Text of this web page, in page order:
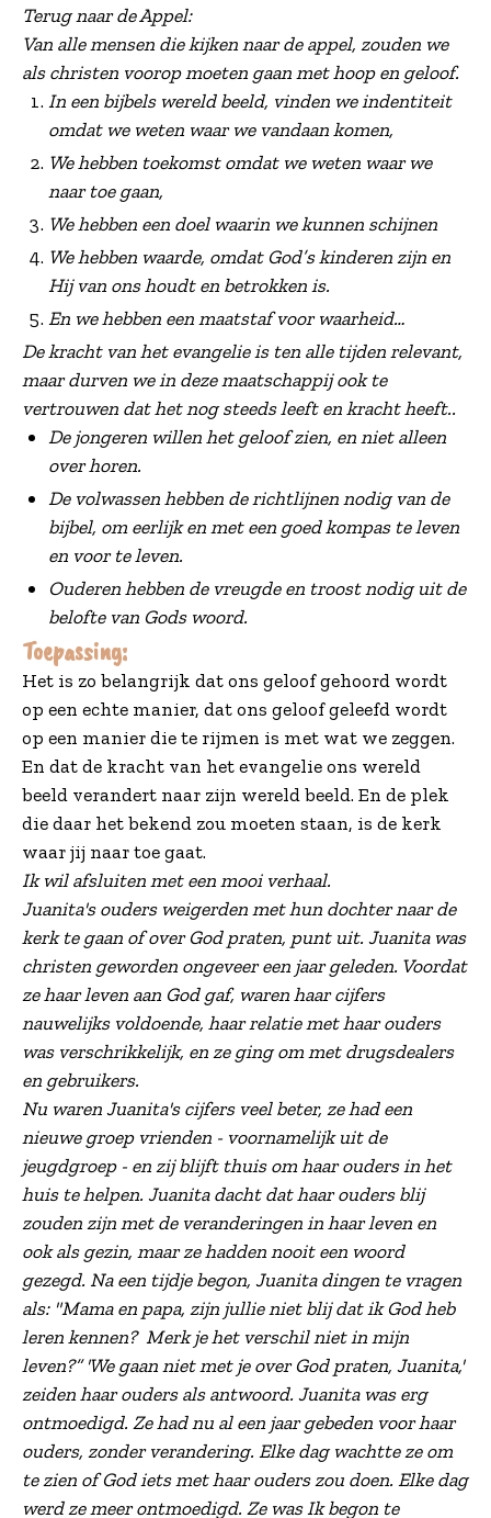
Terug naar de Appel:
Van alle mensen die kijken naar de appel, zouden we
als christen voorop moeten gaan met hoop en geloof.
In een bijbels wereld beeld, vinden we indentiteit
omdat we weten waar we vandaan komen,
We hebben toekomst omdat we weten waar we
naar toe gaan,
We hebben een doel waarin we kunnen schijnen
We hebben waarde, omdat God’s kinderen zijn en
Hij van ons houdt en betrokken is.
En we hebben een maatstaf voor waarheid…
De kracht van het evangelie is ten alle tijden relevant,
maar durven we in deze maatschappij ook te
vertrouwen dat het nog steeds leeft en kracht heeft..
De jongeren willen het geloof zien, en niet alleen
over horen.
De volwassen hebben de richtlijnen nodig van de
bijbel, om eerlijk en met een goed kompas te leven
en voor te leven.
Ouderen hebben de vreugde en troost nodig uit de
belofte van Gods woord.
Toepassing:
Het is zo belangrijk dat ons geloof gehoord wordt
op een echte manier, dat ons geloof geleefd wordt
op een manier die te rijmen is met wat we zeggen.
En dat de kracht van het evangelie ons wereld
beeld verandert naar zijn wereld beeld. En de plek
die daar het bekend zou moeten staan, is de kerk
waar jij naar toe gaat.
Ik wil afsluiten met een mooi verhaal.
Juanita's ouders weigerden met hun dochter naar de
kerk te gaan of over God praten, punt uit. Juanita was
christen geworden ongeveer een jaar geleden. Voordat
ze haar leven aan God gaf, waren haar cijfers
nauwelijks voldoende, haar relatie met haar ouders
was verschrikkelijk, en ze ging om met drugsdealers
en gebruikers.
Nu waren Juanita's cijfers veel beter, ze had een
nieuwe groep vrienden - voornamelijk uit de
jeugdgroep - en zij blijft thuis om haar ouders in het
huis te helpen. Juanita dacht dat haar ouders blij
zouden zijn met de veranderingen in haar leven en
ook als gezin, maar ze hadden nooit een woord
gezegd. Na een tijdje begon, Juanita dingen te vragen
als: "Mama en papa, zijn jullie niet blij dat ik God heb
leren kennen? Merk je het verschil niet in mijn
leven?” 'We gaan niet met je over God praten, Juanita,'
zeiden haar ouders als antwoord. Juanita was erg
ontmoedigd. Ze had nu al een jaar gebeden voor haar
ouders, zonder verandering. Elke dag wachtte ze om
te zien of God iets met haar ouders zou doen. Elke dag
werd ze meer ontmoedigd. Ze was Ik begon te